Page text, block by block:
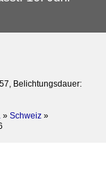
Belichtungsdauer:
» Schweiz »